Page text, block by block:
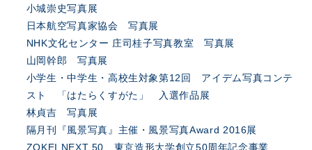
小城崇史写真展
日本航空写真家協会 写真展
NHK文化センター 庄司桂子写真教室 写真展
山岡幹郎 写真展
小学生・中学生・高校生対象第12回 アイデム写真コンテ
スト 「はたらくすがた」 入選作品展
林貞吉 写真展
隔月刊『風景写真』主催・風景写真Award 2016展
ZOKEI NEXT 50 東京造形大学創立50周年記念事業